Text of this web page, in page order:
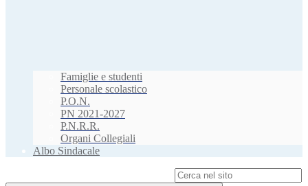
Famiglie e studenti
Personale scolastico
P.O.N.
PN 2021-2027
P.N.R.R.
Organi Collegiali
Albo Sindacale